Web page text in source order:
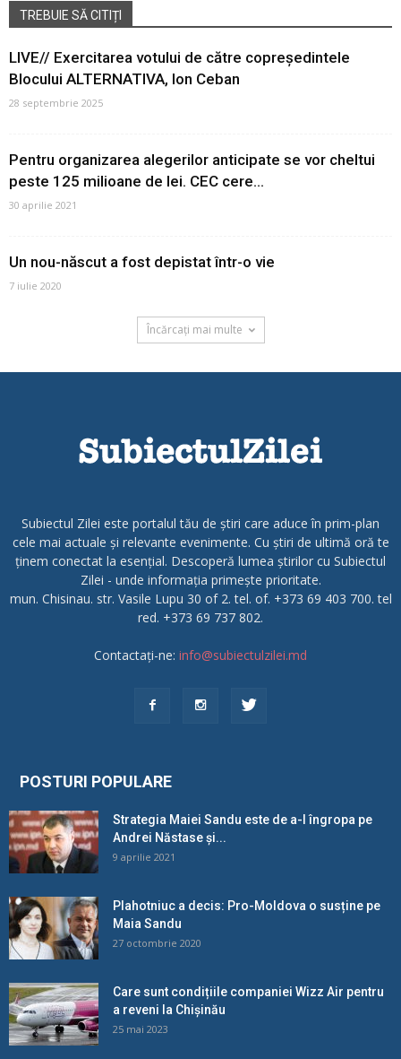
TREBUIE SĂ CITIȚI
LIVE// Exercitarea votului de către copreședintele
Blocului ALTERNATIVA, Ion Ceban
28 septembrie 2025
Pentru organizarea alegerilor anticipate se vor cheltui
peste 125 milioane de lei. CEC cere...
30 aprilie 2021
Un nou-născut a fost depistat într-o vie
7 iulie 2020
Încărcați mai multe
Subiectul Zilei este portalul tău de știri care aduce în prim-plan
cele mai actuale și relevante evenimente. Cu știri de ultimă oră te
ținem conectat la esențial. Descoperă lumea știrilor cu Subiectul
Zilei - unde informația primește prioritate.
mun. Chisinau. str. Vasile Lupu 30 of 2. tel. of. +373 69 403 700. tel
red. +373 69 737 802.
Contactați-ne: info@subiectulzilei.md
POSTURI POPULARE
Strategia Maiei Sandu este de a-l îngropa pe
Andrei Năstase și...
9 aprilie 2021
Plahotniuc a decis: Pro-Moldova o susține pe
Maia Sandu
27 octombrie 2020
Care sunt condițiile companiei Wizz Air pentru
a reveni la Chișinău
25 mai 2023